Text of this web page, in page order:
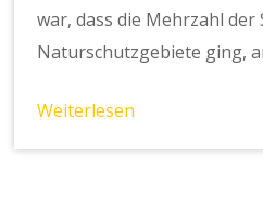
war, dass die Mehrzahl der
Naturschutzgebiete ging,
Weiterlesen